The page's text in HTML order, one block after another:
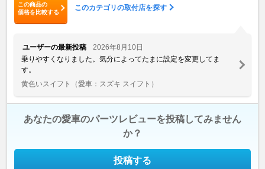
この商品の
価格を比較する
このカテゴリの取付店を探す
ユーザーの最新投稿
2026年8月10日
乗りやすくなりました。気分によってたまに設定を変更してま
す。
黄色いスイフト
（愛車：スズキ スイフト）
あなたの愛車のパーツレビューを投稿してみません
か？
投稿する